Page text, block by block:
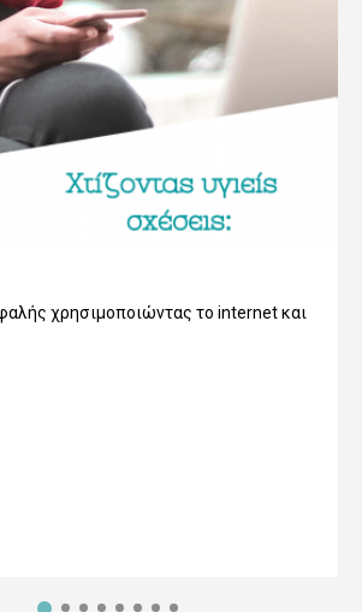
χρησιμοποιώντας το internet και